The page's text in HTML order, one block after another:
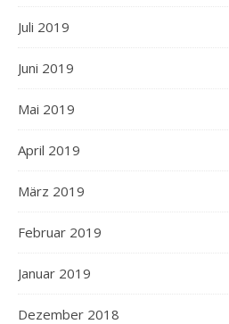
Juli 2019
Juni 2019
Mai 2019
April 2019
März 2019
Februar 2019
Januar 2019
Dezember 2018